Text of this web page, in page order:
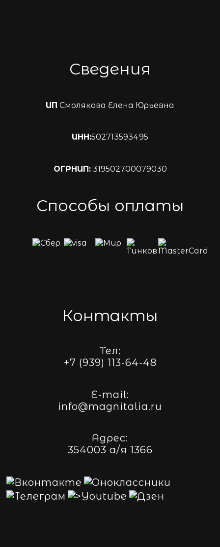
Сведения
ИП Смолякова Елена Юрьевна
ИНН:502713593495
ОГРНИП:319502700079030
Способы оплаты
Контакты
Тел:
+7 (939) 113-64-48
E-mail:
info@magnitalia.ru
Адрес:
354003 а/я 1366